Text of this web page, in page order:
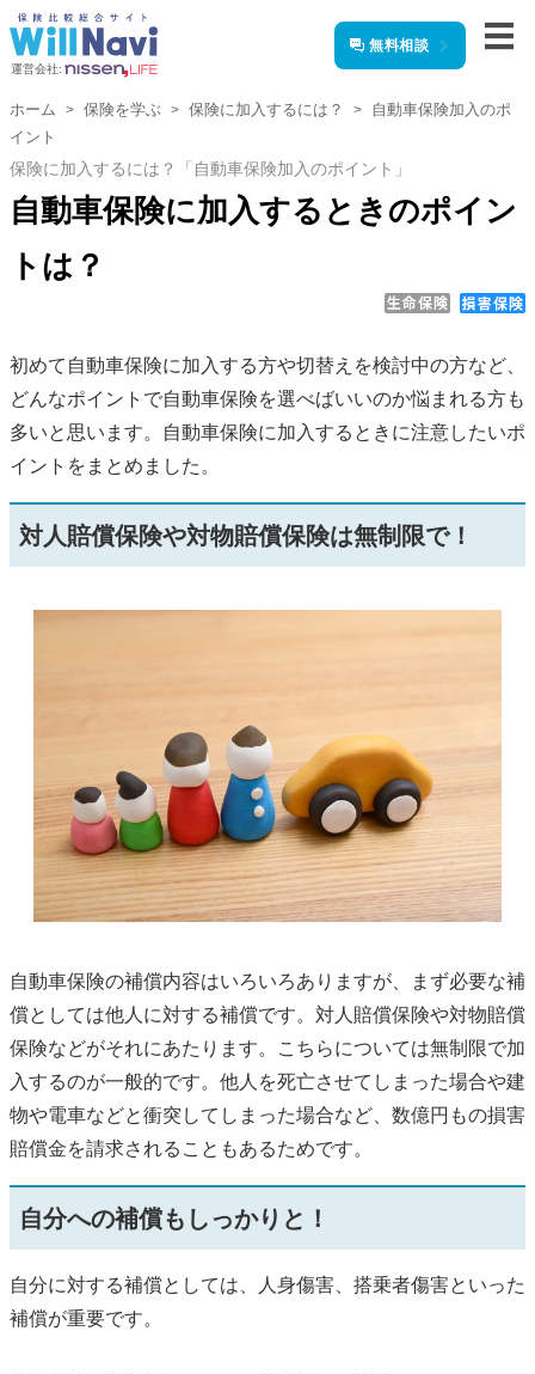
運営会社:
無料相談
ホーム 保険を学ぶ 保険に加入するには？
自動車保険加入のポ
イント
保険に加入するには？「自動車保険加入のポイント」
自動車保険に加入するときのポイン
トは？
初めて自動車保険に加入する方や切替えを検討中の方など、
どんなポイントで自動車保険を選べばいいのか悩まれる方も
多いと思います。自動車保険に加入するときに注意したいポ
イントをまとめました。
対人賠償保険や対物賠償保険は無制限で！
自動車保険の補償内容はいろいろありますが、まず必要な補
償としては他人に対する補償です。対人賠償保険や対物賠償
保険などがそれにあたります。こちらについては無制限で加
入するのが一般的です。他人を死亡させてしまった場合や建
物や電車などと衝突してしまった場合など、数億円もの損害
賠償金を請求されることもあるためです。
自分への補償もしっかりと！
自分に対する補償としては、人身傷害、搭乗者傷害といった
補償が重要です。